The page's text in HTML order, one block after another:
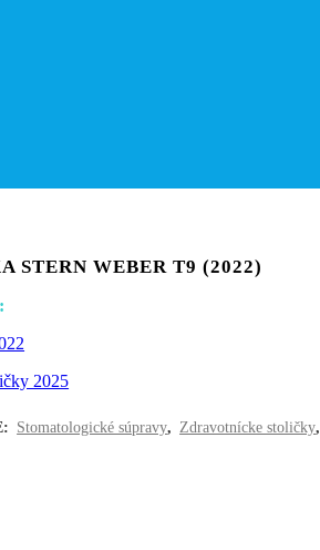
STERN WEBER T9 (2022)
2025
Stomatologické súpravy, Zdravotnícke stoličky,